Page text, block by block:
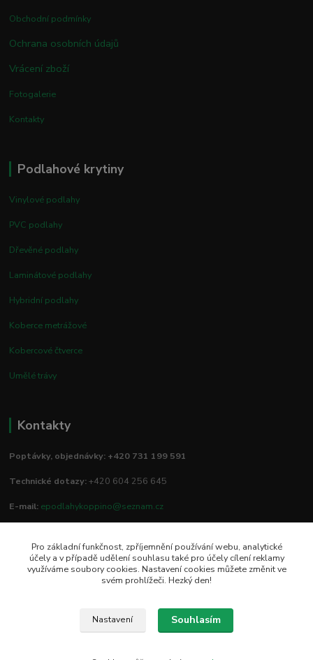
Obchodní podmínky
Ochrana osobních údajů
Vrácení zboží
Fotogalerie
Kontakty
Podlahové krytiny
Vinylové podlahy
PVC podlahy
Dřevěné podlahy
Laminátové podlahy
Hybridní podlahy
Koberce metrážové
Kobercové čtverce
Umělé trávy
Kontakty
Poptávky, objednávky: +420 731 199 591
Technické dotazy:+420 604 256 645
E-mail: epodlahykoppino@seznam.cz
Prodejna/vzorkovna:
Studio Podlah
Mírové náměstí 16/15
Pro základní funkčnost, zpříjemnění používání webu, analytické
účely a v případě udělení souhlasu také pro účely cílení reklamy
využíváme soubory cookies. Nastavení cookies můžete změnit ve
svém prohlížeči. Hezký den!
Nastavení Souhlasím